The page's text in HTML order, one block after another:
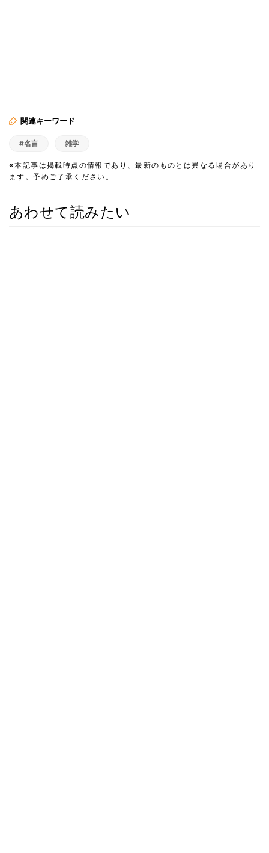
関連キーワード
#名言 雑学
※本記事は掲載時点の情報であり、最新のものとは異なる場合があり
ます。予めご了承ください。
あわせて読みたい